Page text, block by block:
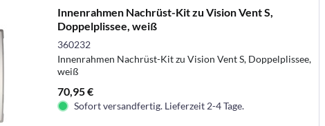
Innenrahmen Nachrüst-Kit zu Vision Vent S,
Doppelplissee, weiß
360232
Innenrahmen Nachrüst-Kit zu Vision Vent S, Doppelplissee,
weiß
70,95 €
Sofort versandfertig. Lieferzeit 2-4 Tage.